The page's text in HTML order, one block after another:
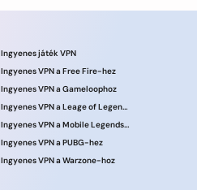
Ingyenes játék VPN
Ingyenes VPN a Free Fire-hez
Ingyenes VPN a Gameloophoz
Ingyenes VPN a Leage of Legends játékhoz
Ingyenes VPN a Mobile Legends számára
Ingyenes VPN a PUBG-hez
Ingyenes VPN a Warzone-hoz